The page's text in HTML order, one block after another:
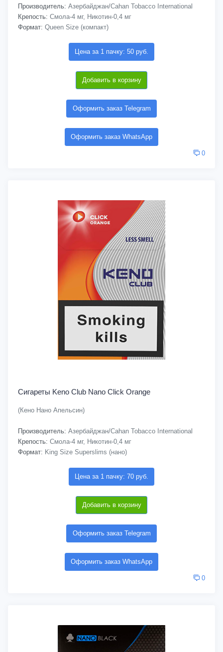
Производитель: Азербайджан/Cahan Tobacco International
Крепость: Смола-4 мг, Никотин-0,4 мг
Формат: Queen Size (компакт)
Цена за 1 пачку: 50 руб.
Добавить в корзину
Оформить заказ Telegram
Оформить заказ WhatsApp
0
Сигареты Keno Club Nano Click Orange
(Кено Нано Апельсин)
Производитель: Азербайджан/Cahan Tobacco International
Крепость: Смола-4 мг, Никотин-0,4 мг
Формат: King Size Superslims (нано)
Цена за 1 пачку: 70 руб.
Добавить в корзину
Оформить заказ Telegram
Оформить заказ WhatsApp
0